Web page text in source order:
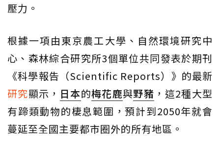
壓力。
根據一項由東京農工大學、自然環境研究中
心、森林綜合研究所3個單位共同發表於期刊
《科學報告（Scientific Reports）》的最新
研究顯示， 日本的梅花鹿與野豬 ，這2種大型
有蹄類動物的棲息範圍，預計到2050年就會
蔓延至全國主要都市圈外的所有地區。